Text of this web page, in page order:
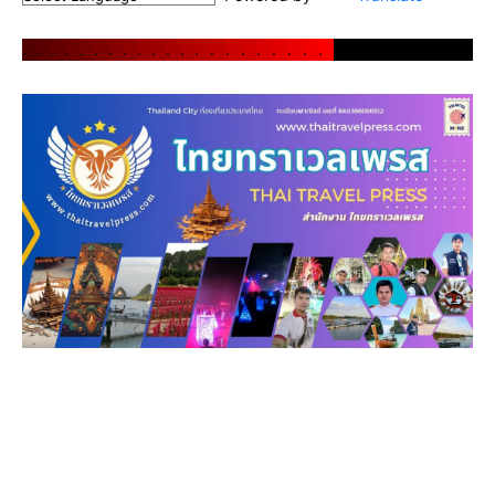
. . . . . . . . . . . . . . . . . . . . .